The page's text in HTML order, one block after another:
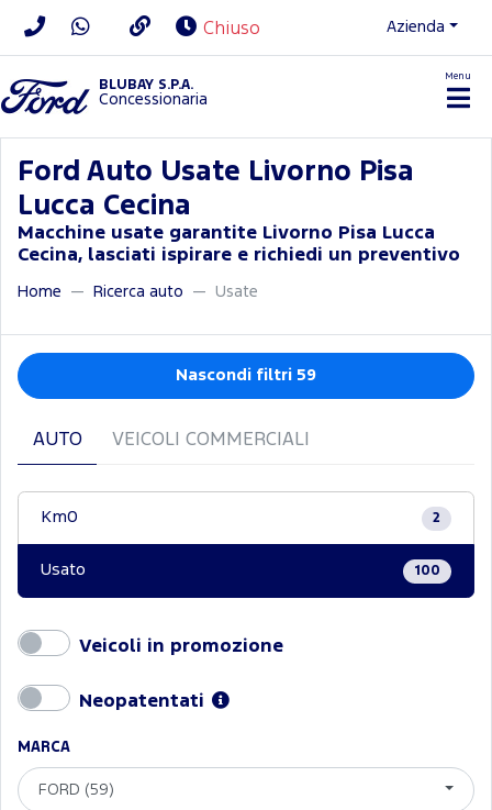
Chiuso Azienda
BLUBAY S.P.A.
Concessionaria
Menu
Ford Auto Usate Livorno Pisa
Lucca Cecina
Macchine usate garantite Livorno Pisa Lucca
Cecina, lasciati ispirare e richiedi un preventivo
Home Ricerca auto Usate
Nascondi filtri 59
AUTO VEICOLI COMMERCIALI
Km0 2
Usato 100
Veicoli in promozione
Neopatentati
MARCA
FORD (59)